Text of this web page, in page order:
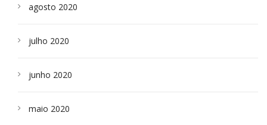
agosto 2020
julho 2020
junho 2020
maio 2020